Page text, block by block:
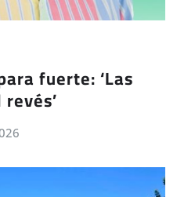
fuerte: ‘Las